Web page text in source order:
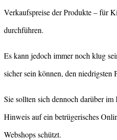
Verkaufspreise der Produkte – für
durchführen.
Es kann jedoch immer noch klug
sicher sein können, den niedrigsten
Sie sollten sich dennoch darüber
Hinweis auf ein betrügerisches
Webshops schützt.